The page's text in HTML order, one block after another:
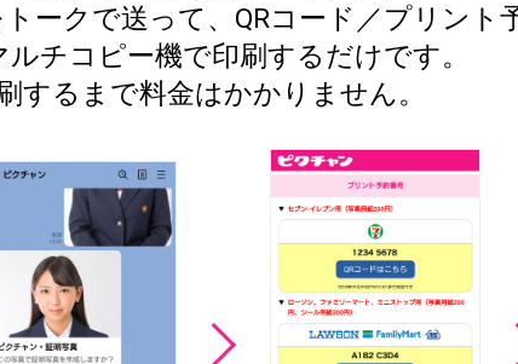
ークで送って、QRコード／プリント
チコピー機で印刷するだけです。
するまで料金はかかりません。